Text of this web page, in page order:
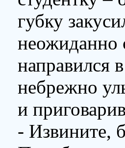
губку
неожиданно
направился
небрежно
и
-